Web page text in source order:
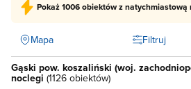
Pokaż1006 obiektówz natychmiastową
Mapa Filtruj
Gąski pow. koszaliński (woj.
noclegi (1126 obiektów)